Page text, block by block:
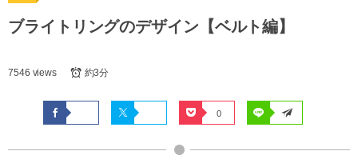
ブライトリングのデザイン【ベルト編】
7546 views 約3分
0